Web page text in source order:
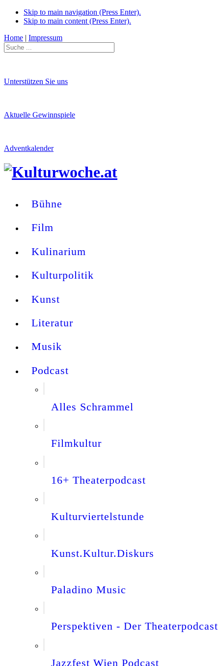
Skip to main navigation (Press Enter).
Skip to main content (Press Enter).
Home | Impressum
Unterstützen Sie uns
Aktuelle Gewinnspiele
Adventkalender
Bühne
Film
Kulinarium
Kulturpolitik
Kunst
Literatur
Musik
Podcast
Alles Schrammel
Filmkultur
16+ Theaterpodcast
Kulturviertelstunde
Kunst.Kultur.Diskurs
Paladino Music
Perspektiven - Der Theaterpodcast
Jazzfest Wien Podcast